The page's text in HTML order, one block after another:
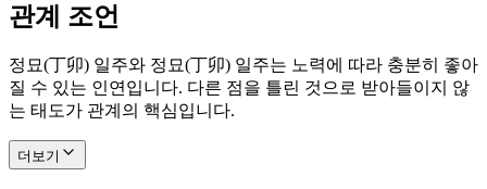
관계 조언
정묘(丁卯) 일주와 정묘(丁卯) 일주는 노력에 따라 충분히 좋아
질 수 있는 인연입니다. 다른 점을 틀린 것으로 받아들이지 않
는 태도가 관계의 핵심입니다.
더보기